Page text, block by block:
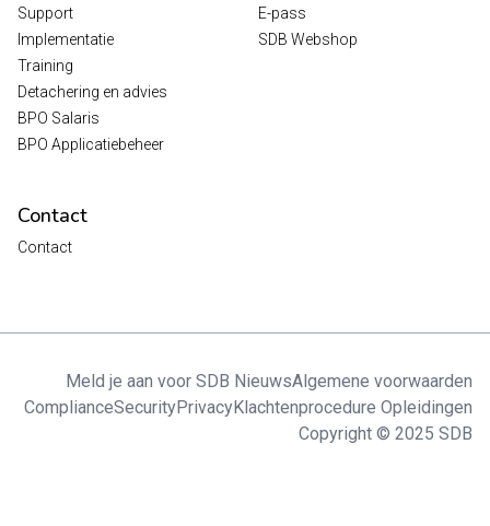
Support
Implementatie
Training
Detachering en advies
BPO Salaris
BPO Applicatiebeheer
E-pass
SDB Webshop
Contact
Contact
Meld je aan voor SDB NieuwsAlgemene voorwaarden
ComplianceSecurityPrivacyKlachtenprocedure Opleidingen
Copyright © 2025 SDB